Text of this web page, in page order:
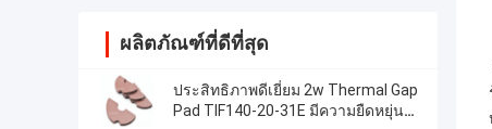
ผลิตภัณฑ์ที่ดีที่สุด
ประสิทธิภาพดีเยี่ยม 2w Thermal Gap
Pad TIF140-20-31E มีความยืดหยุ่น